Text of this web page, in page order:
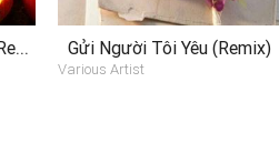
Halloween Kinh Hoàng (Remix) Gửi Người Tôi Yêu (Remix)
Various Artist